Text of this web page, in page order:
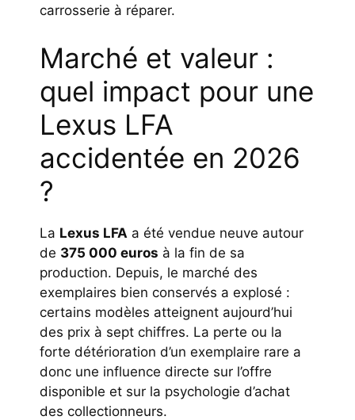
carrosserie à réparer.
Marché et valeur :
quel impact pour une
Lexus LFA
accidentée en 2026
?
La Lexus LFA a été vendue neuve autour
de 375 000 euros à la fin de sa
production. Depuis, le marché des
exemplaires bien conservés a explosé :
certains modèles atteignent aujourd’hui
des prix à sept chiffres. La perte ou la
forte détérioration d’un exemplaire rare a
donc une influence directe sur l’offre
disponible et sur la psychologie d’achat
des collectionneurs.